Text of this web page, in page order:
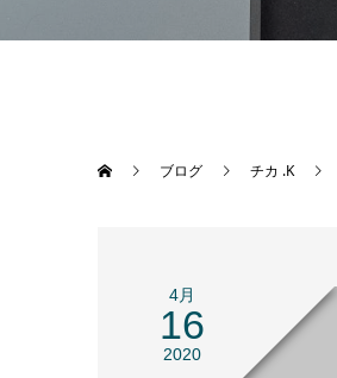
ブログ チカ .K
4月
16
2020